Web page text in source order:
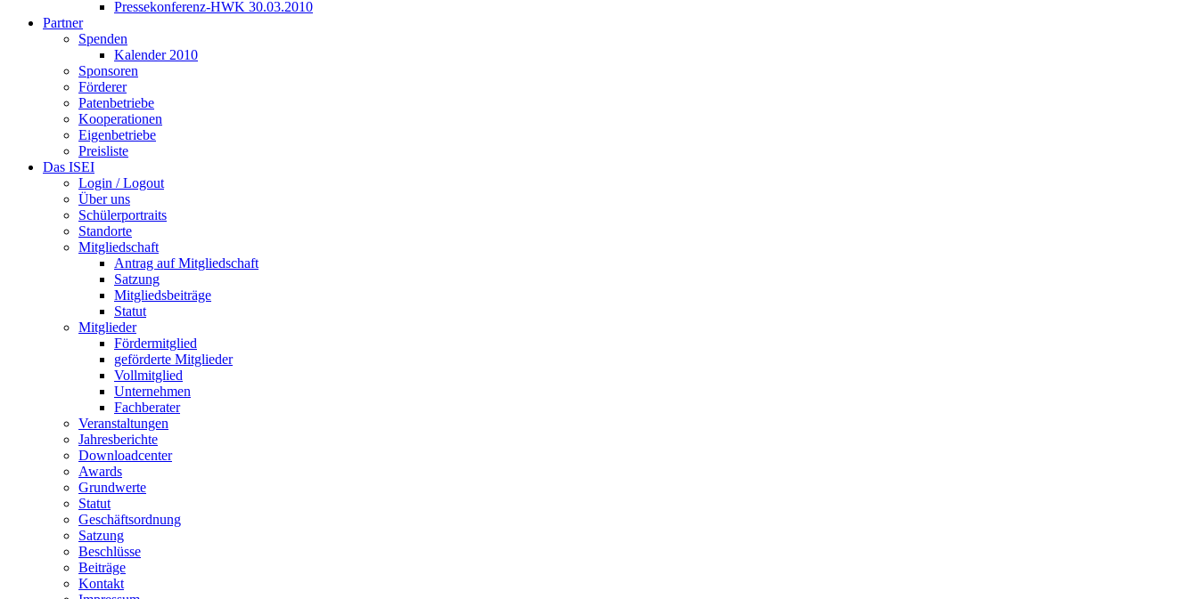
Pressekonferenz-HWK 30.03.2010
Partner
Spenden
Kalender 2010
Sponsoren
Förderer
Patenbetriebe
Kooperationen
Eigenbetriebe
Preisliste
Das ISEI
Login / Logout
Über uns
Schülerportraits
Standorte
Mitgliedschaft
Antrag auf Mitgliedschaft
Satzung
Mitgliedsbeiträge
Statut
Mitglieder
Fördermitglied
geförderte Mitglieder
Vollmitglied
Unternehmen
Fachberater
Veranstaltungen
Jahresberichte
Downloadcenter
Awards
Grundwerte
Statut
Geschäftsordnung
Satzung
Beschlüsse
Beiträge
Kontakt